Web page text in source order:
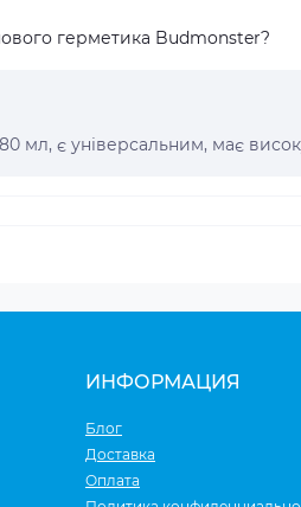
герметика Budmonster?
є універсальним, має високу
ИНФОРМАЦИЯ
Блог
Доставка
Оплата